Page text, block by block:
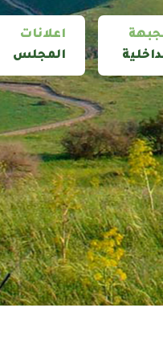
اعلانات
المجلس